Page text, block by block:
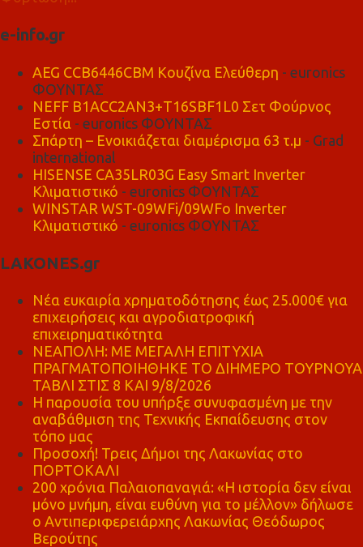
e-info.gr
AEG CCB6446CBM Κουζίνα Ελεύθερη - euronics
ΦΟΥΝΤΑΣ
NEFF B1ACC2AN3+T16SBF1L0 Σετ Φούρνος
Εστία - euronics ΦΟΥΝΤΑΣ
Σπάρτη – Ενοικιάζεται διαμέρισμα 63 τ.μ - Grad
international
HISENSE CA35LR03G Easy Smart Inverter
Κλιματιστικό - euronics ΦΟΥΝΤΑΣ
WINSTAR WST-09WFi/09WFo Inverter
Κλιματιστικό - euronics ΦΟΥΝΤΑΣ
LAKONES.gr
Νέα ευκαιρία χρηματοδότησης έως 25.000€ για
επιχειρήσεις και αγροδιατροφική
επιχειρηματικότητα
ΝΕΑΠΟΛΗ: ΜΕ ΜΕΓΑΛΗ ΕΠΙΤΥΧΙΑ
ΠΡΑΓΜΑΤΟΠΟΙΗΘΗΚΕ ΤΟ ΔΙΗΜΕΡΟ ΤΟΥΡΝΟΥΑ
ΤΑΒΛΙ ΣΤΙΣ 8 ΚΑΙ 9/8/2026
Η παρουσία του υπήρξε συνυφασμένη με την
αναβάθμιση της Τεχνικής Εκπαίδευσης στον
τόπο μας
Προσοχή! Τρεις Δήμοι της Λακωνίας στο
ΠΟΡΤΟΚΑΛΙ
200 χρόνια Παλαιοπαναγιά: «Η ιστορία δεν είναι
μόνο μνήμη, είναι ευθύνη για το μέλλον» δήλωσε
ο Αντιπεριφερειάρχης Λακωνίας Θεόδωρος
Βερούτης